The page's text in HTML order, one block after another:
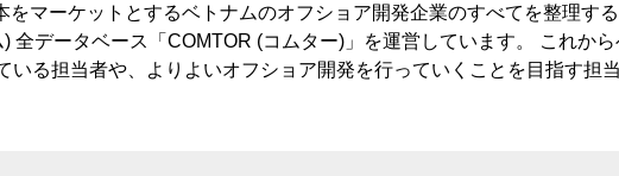
をマーケットとするベトナムのオフショア開発企業のすべてを整理す
全データベース「COMTOR (コムター)」を運営しています。 これか
いる担当者や、よりよいオフショア開発を行っていくことを目指す担